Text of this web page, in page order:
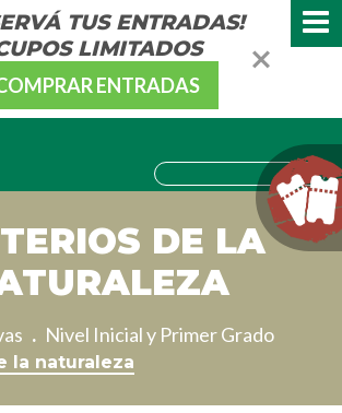
TUS ENTRADAS!
LIMITADOS
ENTRADAS
DE LA
Nivel Inicial y Primer Grado
la naturaleza